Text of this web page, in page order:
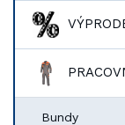
Bundy